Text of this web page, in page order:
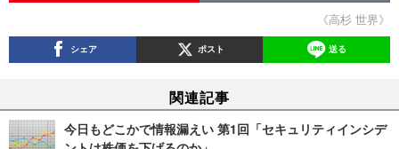
《高杉 世界》
シェア ポスト 送る
関連記事
今日もどこかで情報漏えい 第1回「セキュリティインシデ